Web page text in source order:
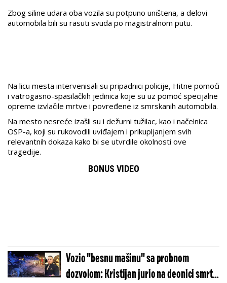
Zbog siline udara oba vozila su potpuno uništena, a delovi
automobila bili su rasuti svuda po magistralnom putu.
Na licu mesta intervenisali su pripadnici policije, Hitne pomoći
i vatrogasno-spasilačkih jedinica koje su uz pomoć specijalne
opreme izvlačile mrtve i povređene iz smrskanih automobila.
Na mesto nesreće izašli su i dežurni tužilac, kao i načelnica
OSP-a, koji su rukovodili uviđajem i prikupljanjem svih
relevantnih dokaza kako bi se utvrdile okolnosti ove
tragedije.
BONUS VIDEO
Vozio "besnu mašinu" sa probnom
dozvolom: Kristijan jurio na deonici smrti i